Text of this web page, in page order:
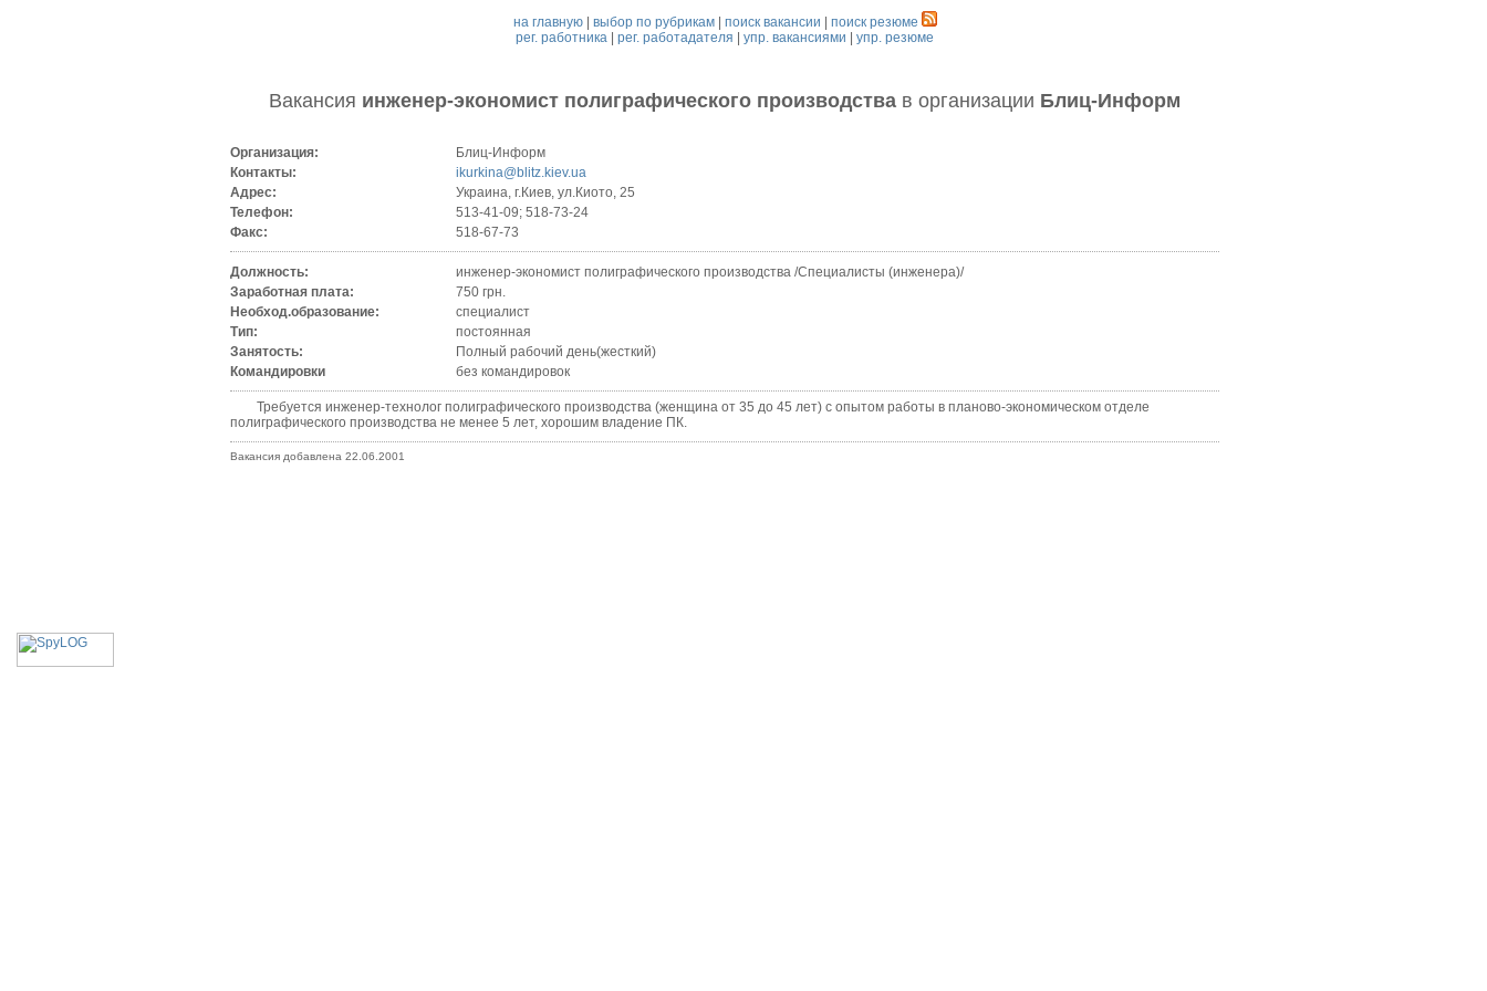
на главную| выбор по рубрикам| поиск вакансии
поиск резюме
рег. работника |рег. работадателя |упр. вакансиями |упр. резюме
Вакансия инженер-экономист полиграфического производства в организации Блиц-Информ
Организация:
Блиц-Информ
Контакты:
ikurkina@blitz.kiev.ua
Адрес:
Украина, г.Киев, ул.Киото, 25
Телефон:
513-41-09; 518-73-24
Факс:
518-67-73
Должность:
инженер-экономист полиграфического производства /Специалисты (инженера)/
Заработная плата:
750 грн.
Необход.образование:
специалист
Тип:
постоянная
Занятость:
Полный рабочий день(жесткий)
Командировки
без командировок
Требуется инженер-технолог полиграфического производства (женщина от 35 до 45 лет) с опытом работы в планово-экономическом отделе
полиграфического производства не менее 5 лет, хорошим владение ПК.
Вакансия добавлена 22.06.2001